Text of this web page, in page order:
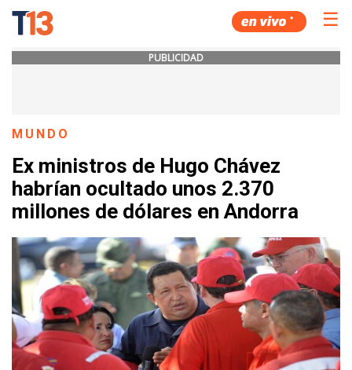
☰
PUBLICIDAD
MUNDO
Ex ministros de Hugo Chávez
habrían ocultado unos 2.370
millones de dólares en Andorra